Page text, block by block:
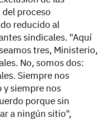
proceso
reducido al
sindicales. "Aquí
tres, Ministerio,
No, somos dos:
Siempre nos
y siempre nos
porque sin
a ningún sitio",